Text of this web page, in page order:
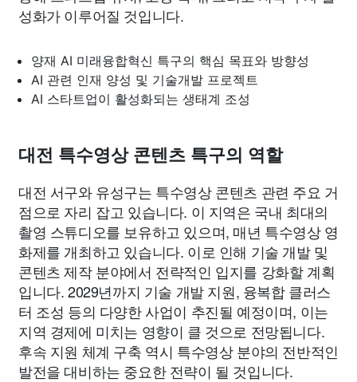
성화가 이루어질 것입니다.
양재 AI 미래융합혁신 특구의 핵심 목표와 방향성
AI 관련 인재 양성 및 기술개발 프로젝트
AI 스타트업이 활성화되는 생태계 조성
대전 특수영상 콘텐츠 특구의 역할
대전 서구와 유성구는 특수영상 콘텐츠 관련 주요 거
점으로 자리 잡고 있습니다. 이 지역은 국내 최대의
촬영 스튜디오를 보유하고 있으며, 매년 특수영상 영
화제를 개최하고 있습니다. 이로 인해 기술 개발 및
콘텐츠 제작 분야에서 전략적인 입지를 강화할 계획
입니다. 2029년까지 기술 개발 지원, 융복합 클러스
터 조성 등의 다양한 사업이 추진될 예정이며, 이는
지역 경제에 미치는 영향이 클 것으로 전망됩니다.
후속 지원 체계 구축 역시 특수영상 분야의 전반적인
발전을 대비하는 중요한 전략이 될 것입니다.